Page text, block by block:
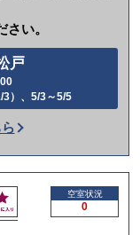
い。
戸
00
3）、5/3～5/5
話
か
け
る
空室状況
0